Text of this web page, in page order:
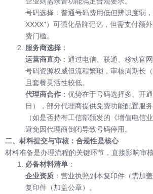
号码选择：普通号码费用低但辨识度弱
XXXX”）可强化品牌记忆，但需支付额
费门槛。
服务商选择 ：
运营商直办：通过电信、联通、移动官
号码资源权威但流程繁琐，审核周期长
且套餐灵活性较低。
代理商合作 ：优势在于号码选择多、开
日），部分代理商提供免费功能配置服
（如是否持有工信部颁发的《增值电信
避免因代理商倒闭导致号码停用。
二、材料提交与审核：合规性是核心
材料准备是办理流程的关键环节，直接影响审核
必备材料清单 ：
企业资质 ：营业执照副本复印件（需加
复印件（加盖公章）。